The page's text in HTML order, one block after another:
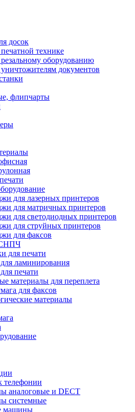
досок
технике
оборудованию
документов
флипчарты
для лазерных принтеров
для матричных принтеров
для светодиодных принтеров
для струйных принтеров
для факсов
для печати
ламинирования
печати
материалы для переплета
для факсов
материалы
телефонии
аналоговые и DECT
системные
машины